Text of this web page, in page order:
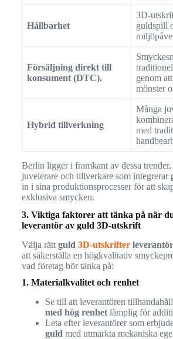
Hållbarhet
3D-
guldspill
Försäljning direkt till
konsument (DTC).
genom
mönster
Hybrid tillverkning
Många
med
Berlin ligger i framkant av dessa
juvelerare och tillverkare som integrerar
in i sina produktionsprocesser för att
exklusiva smycken.
3. Viktiga faktorer att tänka på när
leverantör av guld 3D-utskrift
Välja rätt guld 3D-utskrifter leverantör
att säkerställa en högkvalitativ
vad företag bör tänka på:
1. Materialkvalitet och renhet
Se till att leverantören
med hög renhetlämplig för
Leta efter leverantörer som
guld med utmärkta mekaniska